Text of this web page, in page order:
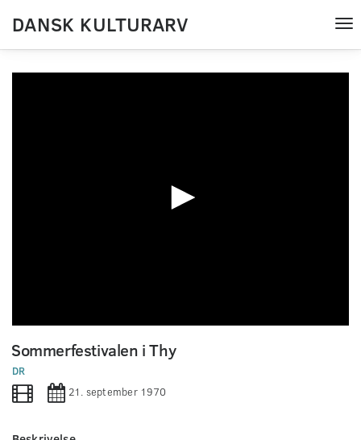
DANSK KULTURARV
seconds
of
0
seconds
Sommerfestivalen i Thy
DR
21. september 1970